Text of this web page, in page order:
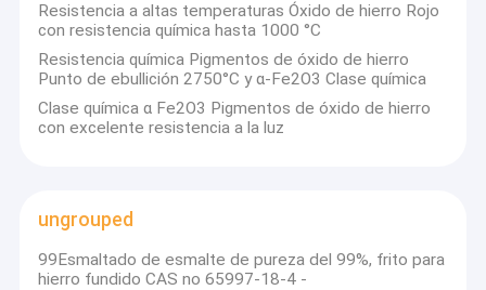
Resistencia a altas temperaturas Óxido de hierro Rojo
con resistencia química hasta 1000 °C
Resistencia química Pigmentos de óxido de hierro
Punto de ebullición 2750°C y α-Fe2O3 Clase química
Clase química α Fe2O3 Pigmentos de óxido de hierro
con excelente resistencia a la luz
ungrouped
99Esmaltado de esmalte de pureza del 99%, frito para
hierro fundido CAS no 65997-18-4 -